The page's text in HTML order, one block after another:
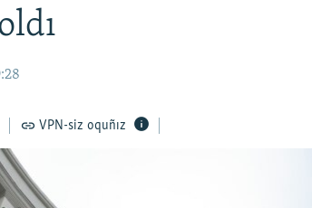
VPN-siz oquñız